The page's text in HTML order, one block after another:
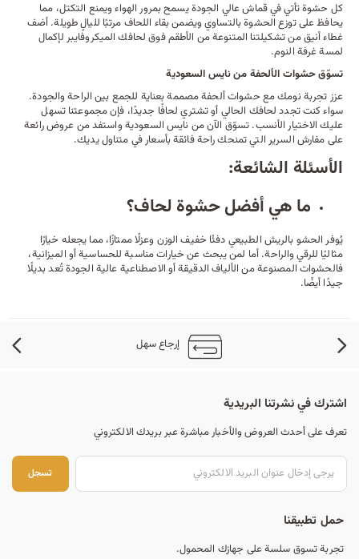
كل حشوة تأتي في قماش عالي الجودة يسمح بمرور الهواء ويمنع التكتل، مما
يحافظ على توزع الحشوة بالتساوي ويضمن بقاء اللحاف مرتبًا لليالٍ طويلة. أضف
غطاء أنيق من تشكيلتنا المتنوعة منالأطقمفوق لحافك الميكروفايبر لإكمال
لمسة غرفة النوم.
تسوّق حشوات الألحفة من نايس السعودية
عزز تجربة نومك مع حشوات ألحفة مصممة بعناية للجمع بين الراحة والجودة.
سواء كنت تجدد لحافك الحالي أو تشتري لحافًا جديدًا، فإن مجموعتنا تسهل
عليك الاختيار الأنسب. تسوّق الآن من نايس السعودية واستفد من عروض رائعة
علىمفارش السريرالتي تمنحك راحة فائقة بأسعار في متناول يديك.
الأسئلة الشائعة:
ما هي أفضل حشوة لحاف؟
يُوفر الحشو بالريش الطبيعي دفئًا خفيف الوزن وعزلًا ممتازًا، مما يجعله خيارًا
مثاليًا للرقي والراحة. أما لمن يبحث عن خيارات مناسبة للحساسية أو الميزانية،
فالحشوات المصنوعة من الألياف الدقيقة أو الاصطناعية عالية الجودة تُعد بديلًا
جيدًا أيضًا.
إرجاع سهل
اشترك في نشرتنا البريدية
تعرف على أحدث العروض والأخبار مباشرة عبر بريدك الالكتروني
تسجل
حمل تطبيقنا
تجربة تسوق سلسة على جهازك المحمول.